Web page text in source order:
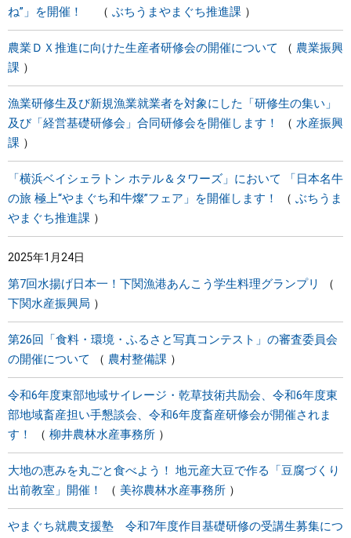
県政情報
ね”」を開催！
ぶちうまやまぐち推進課
農業ＤＸ推進に向けた生産者研修会の開催について
農業振興
課
漁業研修生及び新規漁業就業者を対象にした「研修生の集い」
及び「経営基礎研修会」合同研修会を開催します！
水産振興
課
「横浜ベイシェラトン ホテル＆タワーズ」において 「日本名牛
の旅 極上“やまぐち和牛燦”フェア」を開催します！
ぶちうま
やまぐち推進課
2025年1月24日
第7回水揚げ日本一！下関漁港あんこう学生料理グランプリ
下関水産振興局
第26回「食料・環境・ふるさと写真コンテスト」の審査委員会
の開催について
農村整備課
令和6年度東部地域サイレージ・乾草技術共励会、令和6年度東
部地域畜産担い手懇談会、令和6年度畜産研修会が開催されま
す！
柳井農林水産事務所
大地の恵みを丸ごと食べよう！ 地元産大豆で作る「豆腐づくり
出前教室」開催！
美祢農林水産事務所
やまぐち就農支援塾 令和7年度作目基礎研修の受講生募集につ